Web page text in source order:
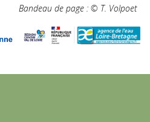
Bandeau de page : © T. Volpoet